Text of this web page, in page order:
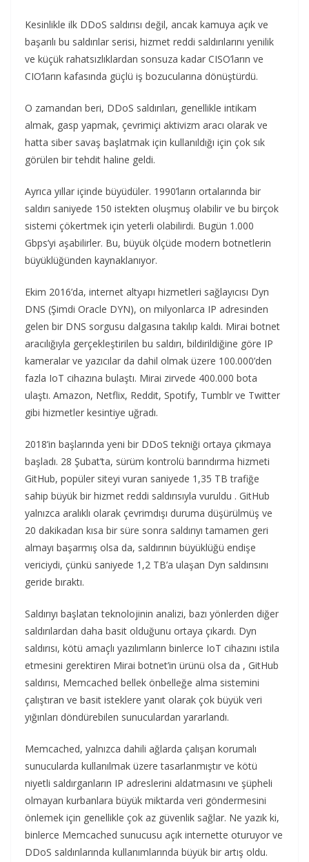
Kesinlikle ilk DDoS saldırısı değil, ancak kamuya açık ve
başarılı bu saldırılar serisi, hizmet reddi saldırılarını yenilik
ve küçük rahatsızlıklardan sonsuza kadar CISO’ların ve
CIO’ların kafasında güçlü iş bozucularına dönüştürdü.
O zamandan beri, DDoS saldırıları, genellikle intikam
almak, gasp yapmak, çevrimiçi aktivizm aracı olarak ve
hatta siber savaş başlatmak için kullanıldığı için çok sık
görülen bir tehdit haline geldi.
Ayrıca yıllar içinde büyüdüler. 1990’ların ortalarında bir
saldırı saniyede 150 istekten oluşmuş olabilir ve bu birçok
sistemi çökertmek için yeterli olabilirdi. Bugün 1.000
Gbps’yi aşabilirler. Bu, büyük ölçüde modern botnetlerin
büyüklüğünden kaynaklanıyor.
Ekim 2016’da, internet altyapı hizmetleri sağlayıcısı Dyn
DNS (Şimdi Oracle DYN), on milyonlarca IP adresinden
gelen bir DNS sorgusu dalgasına takılıp kaldı. Mirai botnet
aracılığıyla gerçekleştirilen bu saldırı, bildirildiğine göre IP
kameralar ve yazıcılar da dahil olmak üzere 100.000’den
fazla IoT cihazına bulaştı. Mirai zirvede 400.000 bota
ulaştı. Amazon, Netflix, Reddit, Spotify, Tumblr ve Twitter
gibi hizmetler kesintiye uğradı.
2018’in başlarında yeni bir DDoS tekniği ortaya çıkmaya
başladı. 28 Şubat’ta, sürüm kontrolü barındırma hizmeti
GitHub, popüler siteyi vuran saniyede 1,35 TB trafiğe
sahip büyük bir hizmet reddi saldırısıyla vuruldu . GitHub
yalnızca aralıklı olarak çevrimdışı duruma düşürülmüş ve
20 dakikadan kısa bir süre sonra saldırıyı tamamen geri
almayı başarmış olsa da, saldırının büyüklüğü endişe
vericiydi, çünkü saniyede 1,2 TB’a ulaşan Dyn saldırısını
geride bıraktı.
Saldırıyı başlatan teknolojinin analizi, bazı yönlerden diğer
saldırılardan daha basit olduğunu ortaya çıkardı. Dyn
saldırısı, kötü amaçlı yazılımların binlerce IoT cihazını istila
etmesini gerektiren Mirai botnet’in ürünü olsa da , GitHub
saldırısı, Memcached bellek önbelleğe alma sistemini
çalıştıran ve basit isteklere yanıt olarak çok büyük veri
yığınları döndürebilen sunuculardan yararlandı.
Memcached, yalnızca dahili ağlarda çalışan korumalı
sunucularda kullanılmak üzere tasarlanmıştır ve kötü
niyetli saldırganların IP adreslerini aldatmasını ve şüpheli
olmayan kurbanlara büyük miktarda veri göndermesini
önlemek için genellikle çok az güvenlik sağlar. Ne yazık ki,
binlerce Memcached sunucusu açık internette oturuyor ve
DDoS saldırılarında kullanımlarında büyük bir artış oldu.